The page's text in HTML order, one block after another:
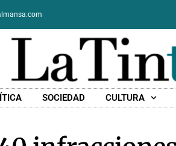
SOCIEDAD CULTURA